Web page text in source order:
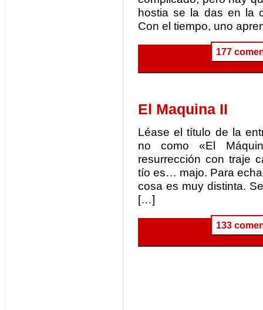
hostia se la das en la
Con el tiempo, uno
177
El Maquina II
Léase el título de la
no como «El
resurrección con traje
tío es… majo. Para
cosa es muy distinta.
[…]
133